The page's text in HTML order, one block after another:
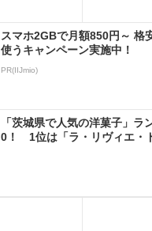
スマホ2GBで月額850円～ 格
使うキャンペーン実施中！
PR(IIJmio)
「茨城県で人気の洋菓子」ラ
0！ 1位は「ラ・リヴィエ・